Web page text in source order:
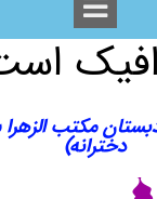
مکتب الزهرا
دخترانه)